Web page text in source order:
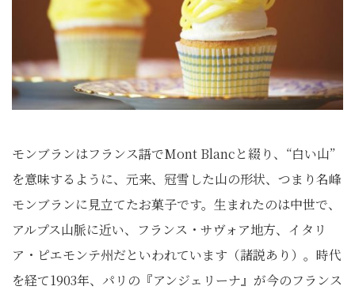
モンブランはフランス語でMont Blancと綴り、“白い山”
を意味するように、元来、冠雪した山の形状、つまり名峰
モンブランに見立てたお菓子です。生まれたのは中世で、
アルプス山脈に近い、フランス・サヴォア地方、イタリ
ア・ピエモンテ州だといわれています（諸説あり）。時代
を経て1903年、パリの『アンジェリーナ』が今のフランス